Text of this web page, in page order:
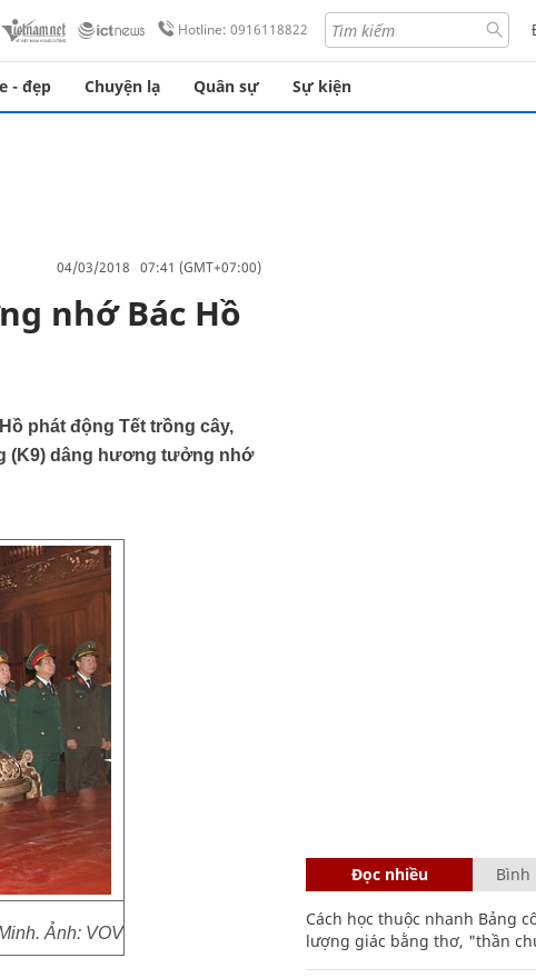
Hotline: 0916118822
- đẹp Chuyện lạ Quân sự Sự kiện
04/03/2018 07:41 (GMT+07:00)
nhớ Bác Hồ
phát động Tết trồng cây,
(K9) dâng hương tưởng nhớ
Ảnh: VOV
Đọc nhiều Bình
Cách học thuộc nhanh Bảng
lượng giác bằng thơ, "thần